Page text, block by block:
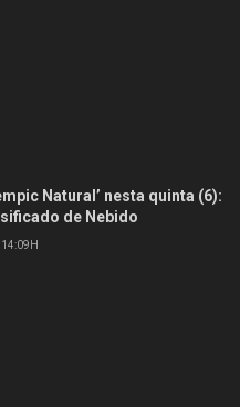
Natural’ nesta quinta (6):
de Nebido
14:09H